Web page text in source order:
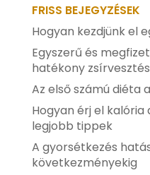
FRISS BEJEGYZÉSEK
Hogyan kezdjünk el
Egyszerű és
hatékony
Az első számú diéta
Hogyan érj el
legjobb tippek
A gyorsétkezés
következményekig